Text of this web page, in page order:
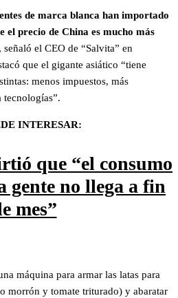
de marca blanca han importado
el precio de China es mucho más
señaló el CEO de “Salvita” en
que el gigante asiático “tiene
menos impuestos, más
tecnologías”.
INTERESAR:
que “el consumo
gente no llega a fin
mes”
máquina para armar las latas para
morrón y tomate triturado) y abaratar